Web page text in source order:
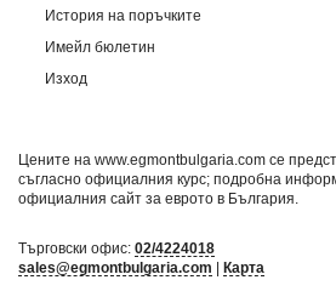
История на поръчките
Имейл бюлетин
Изход
Цените на www.egmontbulgaria.com се
съгласно официалния курс; подробна
официалния сайт за еврото в България
Търговски офис: 02/4224018
sales@egmontbulgaria.com | Карта